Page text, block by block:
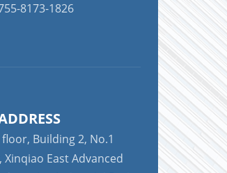
8173-1826
Building 2, No.1
Xinqiao East Advanced